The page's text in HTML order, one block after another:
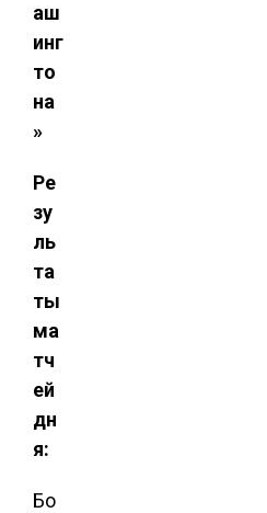
аш
инг
то
на
»
Ре
зу
ль
та
ты
ма
тч
ей
дн
я:
Бо